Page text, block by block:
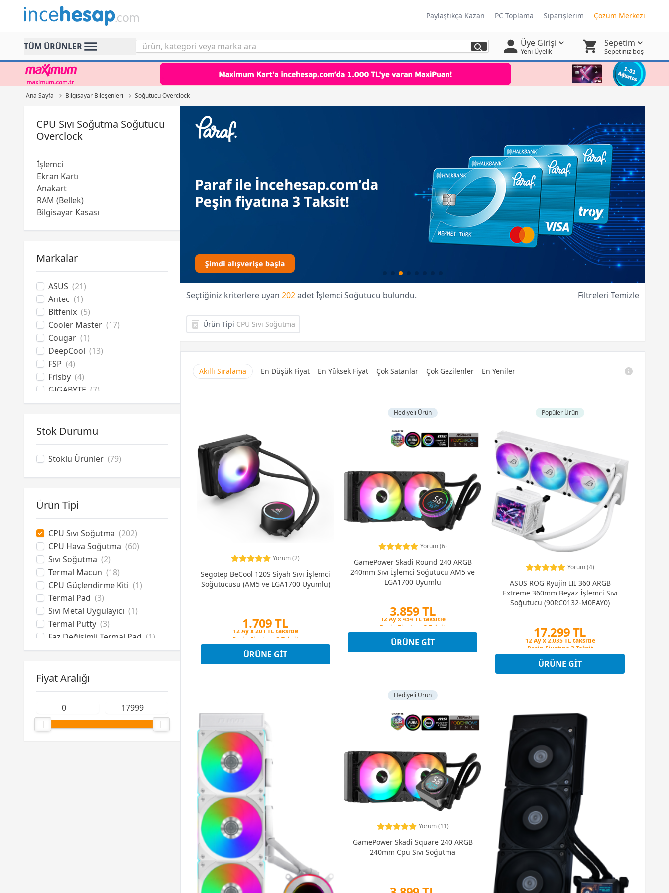
Incehesap Paylaştıkça Kazan PC Toplama Siparişlerim Çözüm Merkezi
TÜM ÜRÜNLER Üye Girişi
Yeni Üyelik
Sepetim
Sepetiniz boş
Ana Sayfa Bilgisayar Bileşenleri Soğutucu Overclock
CPU Sıvı Soğutma Soğutucu
Overclock
İşlemci
Ekran Kartı
Anakart
RAM (Bellek)
Bilgisayar Kasası
Optik Sürücüler
Markalar
ASUS (21)
Antec (1)
Bitfenix (5)
Cooler Master (17)
Cougar (1)
DeepCool (13)
FSP (4)
Frisby (4)
GIGABYTE (7)
Gamepower (18)
HAWK (3)
James Donkey
Lian Li (39)
MSI
(8)
Rampage (10)
Team (4)
Thermaltake (6)
Wraith (6)
Stok Durumu
Stoklu Ürünler (79)
Ürün Tipi
CPU Sıvı Soğutma (202)
CPU Hava Soğutma (60)
Sıvı Soğutma (2)
Termal Macun (18)
CPU Güçlendirme Kiti (1)
Termal Pad (3)
Sıvı Metal Uygulayıcı (1)
Termal Putty (3)
Faz Değişimli Termal Pad (1)
Fiyat Aralığı
Seçtiğiniz kriterlere uyan 202adet İşlemci Soğutucu bulundu. Filtreleri Temizle
Ürün Tipi CPU Sıvı Soğutma
Akıllı Sıralama En Düşük Fiyat En Yüksek Fiyat Çok Satanlar Çok Gezilenler En Yeniler
Yorum (2)
Segotep BeCool 120S Siyah Sıvı İşlemci
Soğutucusu (AM5 ve LGA1700 Uyumlu)
1.709 TL
Peşin Fiyatına 3 Taksit
12 Ay x 201 TL taksitle
Peşin Fiyatına 3 Taksit
ÜRÜNE GIT
Hediyeli Ürün
Yorum (6)
GamePower Skadi Round 240 ARGB
240mm Sıvı İşlemci Soğutucu AM5 ve
LGA1700 Uyumlu
3.859 TL
Peşin Fiyatına 3 Taksit
12 Ay x 454 TL taksitle
Peşin Fiyatına 3 Taksit
ÜRÜNE GIT
Popüler Ürün
Yorum (4)
ASUS ROG Ryujin III 360 ARGB
Extreme 360mm Beyaz İşlemci Sıvı
Soğutucu (90RC0132-M0EAY0)
17.299 TL
Peşin Fiyatına 3 Taksit
Peşin Fiyatına 3 Taksit
ÜRÜNE GIT
Hediyeli Ürün
Yorum (11)
GamePower Skadi Square 240 ARGB
240mm Cpu Sıvı Soğutma